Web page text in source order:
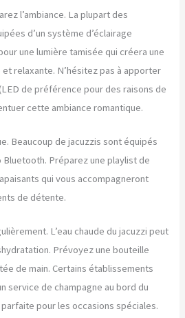
l’ambiance. La plupart des
d’un système d’éclairage
une lumière tamisée qui créera une
relaxante. N’hésitez pas à apporter
de préférence pour des raisons de
cette ambiance romantique.
Beaucoup de jacuzzis sont équipés
Préparez une playlist de
qui vous accompagneront
de détente.
L’eau chaude du jacuzzi peut
Prévoyez une bouteille
de main. Certains établissements
service de champagne au bord du
pour les occasions spéciales.